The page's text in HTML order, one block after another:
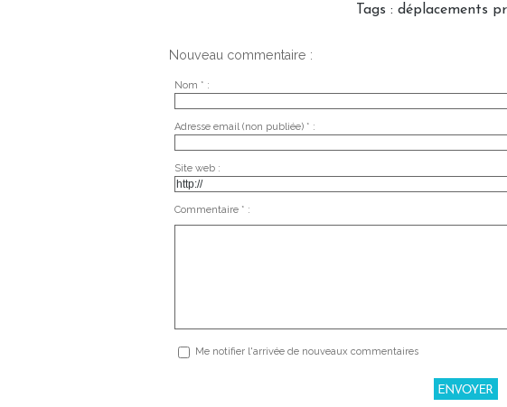
Tags : déplacements
Nouveau commentaire :
Nom * :
Adresse email (non publiée) * :
Site web :
Commentaire * :
Me notifier l'arrivée de nouveaux commentaires